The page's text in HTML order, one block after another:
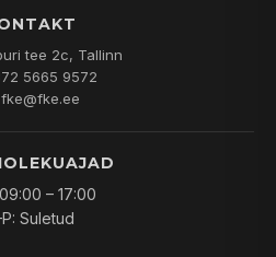
tee 2c, Tallinn
5665 9572
fke@fke.ee
– 17:00
Suletud